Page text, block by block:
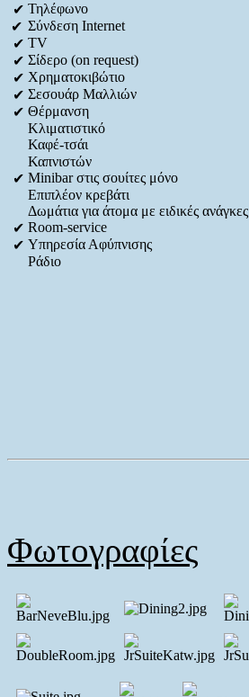
✔ Τηλέφωνο
✔ Σύνδεση Internet
✔ TV
✔ Σίδερο (on request)
✔ Χρηματοκιβώτιο
✔ Σεσουάρ Μαλλιών
✔ Θέρμανση
Κλιματιστικό
Καφέ-τσάι
Καπνιστών
✔ Minibar στις σουίτες μόνο
Επιπλέον κρεβάτι
Δωμάτια για άτομα με ειδικές ανάγκες
✔ Room-service
✔ Υπηρεσία Αφύπνισης
Ράδιο
Φωτογραφίες